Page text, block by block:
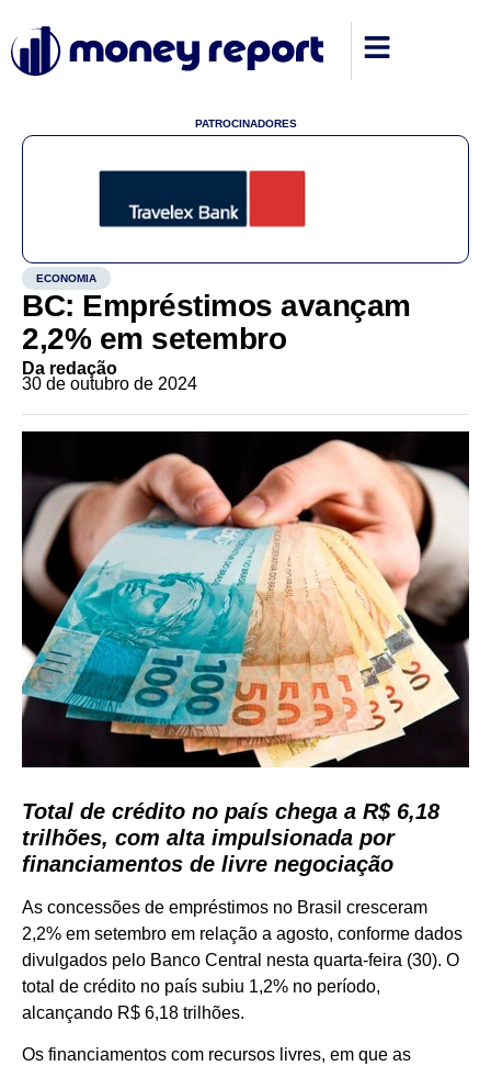
PATROCINADORES
ECONOMIA
BC: Empréstimos avançam
2,2% em setembro
Da redação
30 de outubro de 2024
Total de crédito no país chega a R$ 6,18
trilhões, com alta impulsionada por
financiamentos de livre negociação
As concessões de empréstimos no Brasil cresceram
2,2% em setembro em relação a agosto, conforme dados
divulgados pelo Banco Central nesta quarta-feira (30). O
total de crédito no país subiu 1,2% no período,
alcançando R$ 6,18 trilhões.
Os financiamentos com recursos livres, em que as